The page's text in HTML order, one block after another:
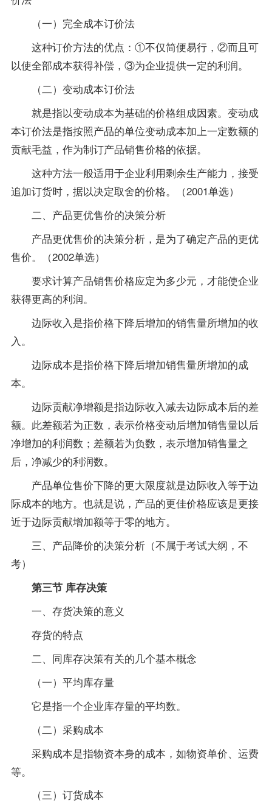
（一）完全成本订价法
这种订价方法的优点：①不仅简便易行，②而且可
以使全部成本获得补偿，③为企业提供一定的利润。
（二）变动成本订价法
就是指以变动成本为基础的价格组成因素。变动成
本订价法是指按照产品的单位变动成本加上一定数额的
贡献毛益，作为制订产品销售价格的依据。
这种方法一般适用于企业利用剩余生产能力，接受
追加订货时，据以决定取舍的价格。（2001单选）
二、产品更优售价的决策分析
产品更优售价的决策分析，是为了确定产品的更优
售价。（2002单选）
要求计算产品销售价格应定为多少元，才能使企业
获得更高的利润。
边际收入是指价格下降后增加的销售量所增加的收
入。
边际成本是指价格下降后增加销售量所增加的成
本。
边际贡献净增额是指边际收入减去边际成本后的差
额。此差额若为正数，表示价格变动后增加销售量以后
净增加的利润数；差额若为负数，表示增加销售量之
后，净减少的利润数。
产品单位售价下降的更大限度就是边际收入等于边
际成本的地方。也就是说，产品的更佳价格应该是更接
近于边际贡献增加额等于零的地方。
三、产品降价的决策分析（不属于考试大纲，不
考）
第三节 库存决策
一、存货决策的意义
存货的特点
二、同库存决策有关的几个基本概念
（一）平均库存量
它是指一个企业库存量的平均数。
（二）采购成本
采购成本是指物资本身的成本，如物资单价、运费
等。
（三）订货成本